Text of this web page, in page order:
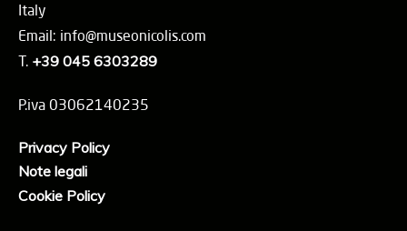
Italy
Email: info@museonicolis.com
T. +39 045 6303289
P.iva 03062140235
Privacy Policy
Note legali
Cookie Policy